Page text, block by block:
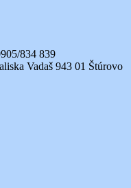
834 839
Vadaš 943 01 Štúrovo